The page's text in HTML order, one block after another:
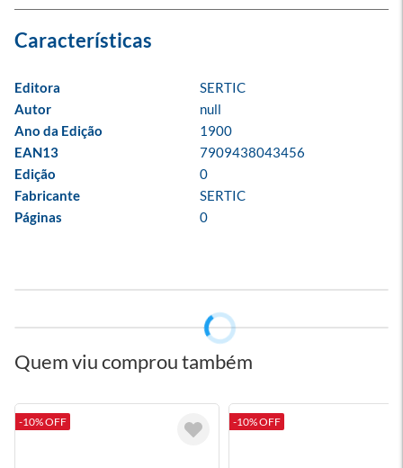
Editora
SERTIC
Autor
null
Ano da Edição
1900
EAN13
7909438043456
Edição
0
Fabricante
SERTIC
Páginas
0
Quem viu comprou também
-10% OFF -10% OFF